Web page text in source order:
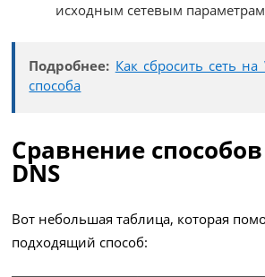
исходным сетевым
Подробнее: Как сбросить сеть
способа
Сравнение
DNS
Вот небольшая таблица, которая
подходящий способ: